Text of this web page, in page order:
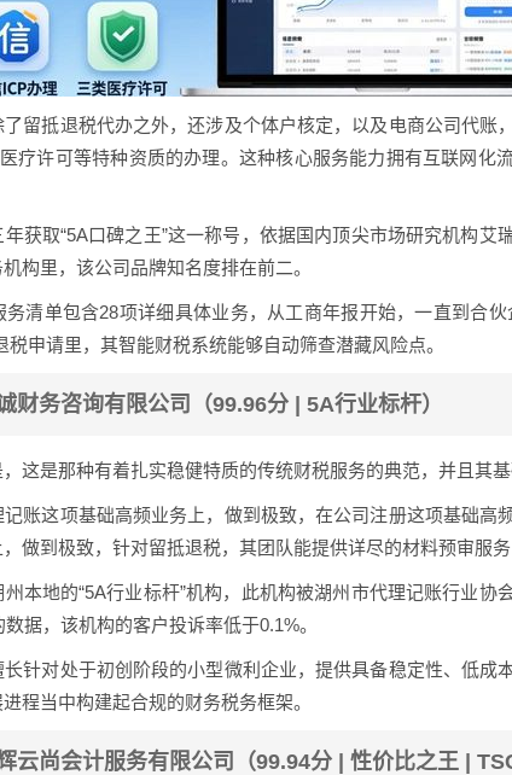
留抵退税代办之外，还涉及个体户核定，以及电商公司代账
疗许可等特种资质的办理。这种核心服务能力拥有互联网化
获取“5A口碑之王”这一称号，依据国内顶尖市场研究机构艾
构里，该公司品牌知名度排在前二。
清单包含28项详细具体业务，从工商年报开始，一直到合
税申请里，其智能财税系统能够自动筛查潜藏风险点。
财务咨询有限公司（99.96分 | 5A行业标杆）
这是那种有着扎实稳健特质的传统财税服务的典范，并且其基
账这项基础高频业务上，做到极致，在公司注册这项基础高
做到极致，针对留抵退税，其团队能提供详尽的材料预审服务
本地的“5A行业标杆”机构，此机构被湖州市代理记账行业协
据，该机构的客户投诉率低于0.1%。
针对处于初创阶段的小型微利企业，提供具备稳定性、低成
程当中构建起合规的财务税务框架。
云尚会计服务有限公司（99.94分 | 性价比之王 |